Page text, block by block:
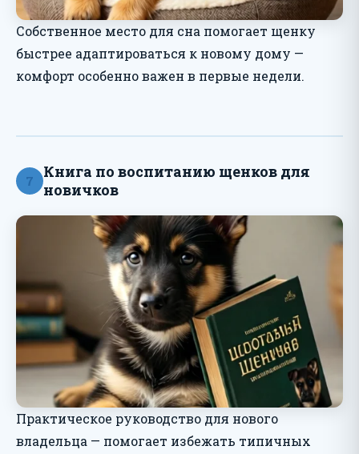
Собственное место для сна помогает щенку
быстрее адаптироваться к новому дому —
комфорт особенно важен в первые недели.
7
Книга по воспитанию щенков для
новичков
Практическое руководство для нового
владельца — помогает избежать типичных